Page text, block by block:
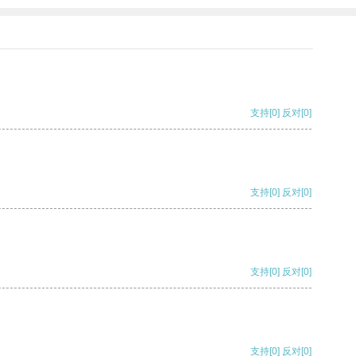
支持[0] 反对[0]
支持[0] 反对[0]
支持[0] 反对[0]
支持[0] 反对[0]